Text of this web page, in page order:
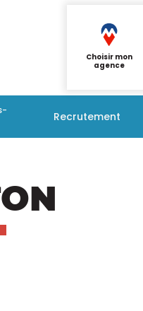
Choisir mon
agence
Recrutement